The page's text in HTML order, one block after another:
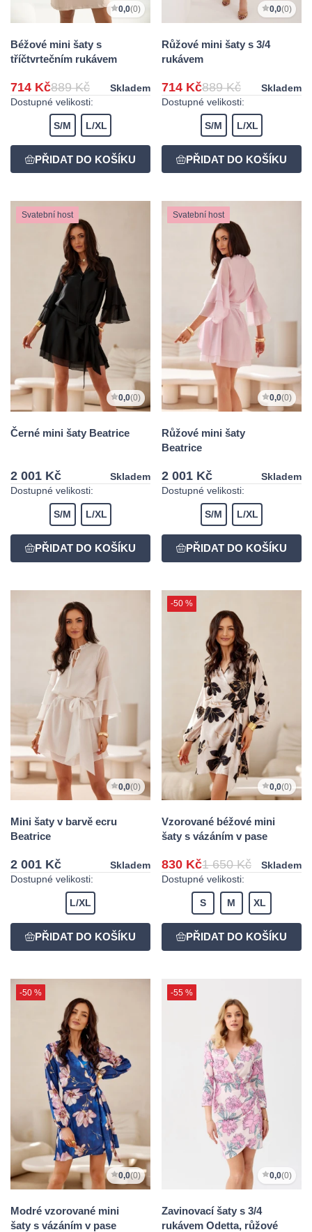
0,0(0)
Béžové mini šaty s
tříčtvrtečním rukávem
714 Kč889 Kč
Skladem
Dostupné velikosti:
S/M L/XL
0,0(0)
Růžové mini šaty s 3/4
rukávem
714 Kč889 Kč
Skladem
Dostupné velikosti:
S/M L/XL
Svatební host
0,0(0)
Černé mini šaty Beatrice
2 001 Kč
Skladem
Dostupné velikosti:
S/M L/XL
Svatební host
0,0(0)
Růžové mini šaty
Beatrice
2 001 Kč
Skladem
Dostupné velikosti:
S/M L/XL
0,0(0)
Mini šaty v barvě ecru
Beatrice
2 001 Kč
Skladem
Dostupné velikosti:
L/XL
-50 %
0,0(0)
Vzorované béžové mini
šaty s vázáním v pase
830 Kč1 650 Kč
Skladem
Dostupné velikosti:
S M XL
-50 %
0,0(0)
Modré vzorované mini
šaty s vázáním v pase
-55 %
0,0(0)
Zavinovací šaty s 3/4
rukávem Odetta, růžové